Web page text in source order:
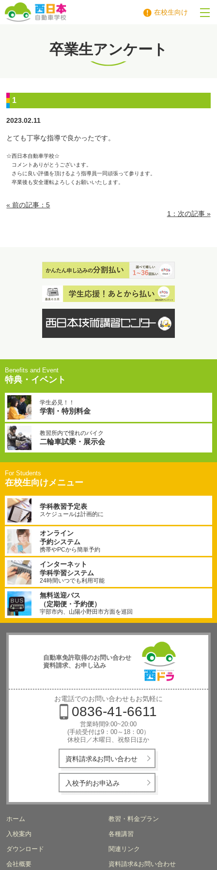
在校生向け
卒業生アンケート
1
2023.02.11
とても丁寧な指導で良かったです。
☆西日本自動車学校☆
コメントありがとうございます。
さらに良い評価を頂けるよう指導員一同頑張って参ります。
卒業後も安全運転よろしくお願いいたします。
« 前の記事：5
1：次の記事 »
特典・イベント
学生必見！！
学割・特別料金
教習所内で憧れのバイク
二輪車試乗・展示会
在校生向けメニュー
学科教習予定表
スケジュールは計画的に
オンライン
予約システム
携帯やPCから簡単予約
インターネット
学科学習システム
24時間いつでも利用可能
無料送迎バス
（定期便・予約便）
宇部市内、山陽小野田市方面を巡回
自動車免許取得のお問い合わせ
資料請求、お申し込み
西日本自動
車学校
お電話でのお問い合わせもお気軽に
0836-41-6611
営業時間9:00~20:00
(手続受付は9：00～18：00）
休校日／木曜日、祝祭日ほか
資料請求&お問い合わせ
入校予約お申込み
ホーム 教習・料金プラン
入校案内 各種講習
ダウンロード 関連リンク
会社概要 資料請求&お問い合わせ